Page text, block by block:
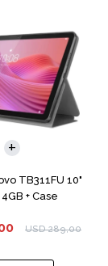
TB311FU 10"
+ Case
USD 289,00